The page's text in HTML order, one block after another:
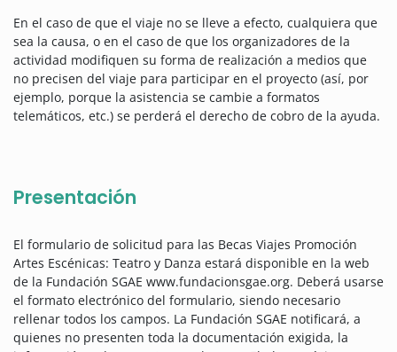
En el caso de que el viaje no se lleve a efecto, cualquiera que
sea la causa, o en el caso de que los organizadores de la
actividad modifiquen su forma de realización a medios que
no precisen del viaje para participar en el proyecto (así, por
ejemplo, porque la asistencia se cambie a formatos
telemáticos, etc.) se perderá el derecho de cobro de la ayuda.
Presentación
El formulario de solicitud para las Becas Viajes Promoción
Artes Escénicas: Teatro y Danza estará disponible en la web
de la Fundación SGAE www.fundacionsgae.org. Deberá usarse
el formato electrónico del formulario, siendo necesario
rellenar todos los campos. La Fundación SGAE notificará, a
quienes no presenten toda la documentación exigida, la